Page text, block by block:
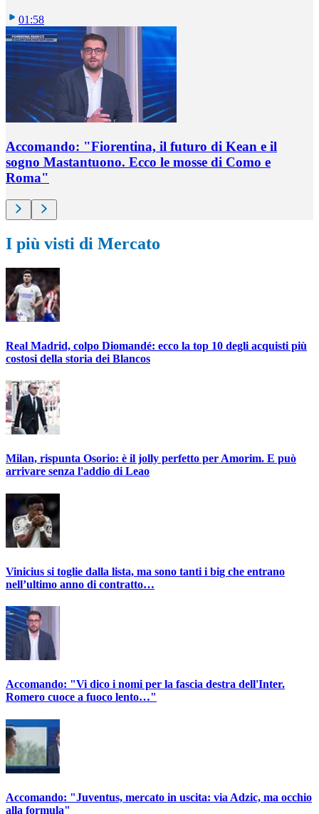
01:58
Accomando: "Fiorentina, il futuro di Kean e il
sogno Mastantuono. Ecco le mosse di Como e
Roma"
I più visti di Mercato
Real Madrid, colpo Diomandé: ecco la top 10 degli acquisti più
costosi della storia dei Blancos
Milan, rispunta Osorio: è il jolly perfetto per Amorim. E può
arrivare senza l'addio di Leao
Vinicius si toglie dalla lista, ma sono tanti i big che entrano
nell’ultimo anno di contratto…
Accomando: "Vi dico i nomi per la fascia destra dell'Inter.
Romero cuoce a fuoco lento…"
Accomando: "Juventus, mercato in uscita: via Adzic, ma occhio
alla formula"